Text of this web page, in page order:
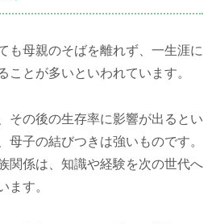
も母親のそばを離れず、一生涯に
ことが多いといわれています。
その後の生存率に影響が出るとい
母子の結びつきは強いものです。
関係は、知識や経験を次の世代へ
ます。